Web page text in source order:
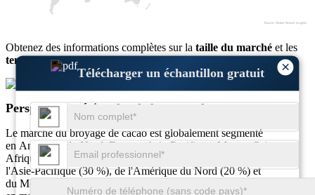
×
Télécharger un échantillon gratuit
Obtenez des informations complètes sur la taille du marché et les
tendances de croissance
Télécharger un échantillon gratuit
Perspectives régionales de broyage du cacao
Le marché du broyage de cacao est globalement segmenté
en Amérique du Nord, Europe, Asie-Pacifique, Moyen-Orient et
Afrique. L'Europe est en tête avec une part de 40 %, suivie de
l'Asie-Pacifique (30 %), de l'Amérique du Nord (20 %) et
du Moyen-Orient et de l'Afrique (10 %). Les tendances régionales